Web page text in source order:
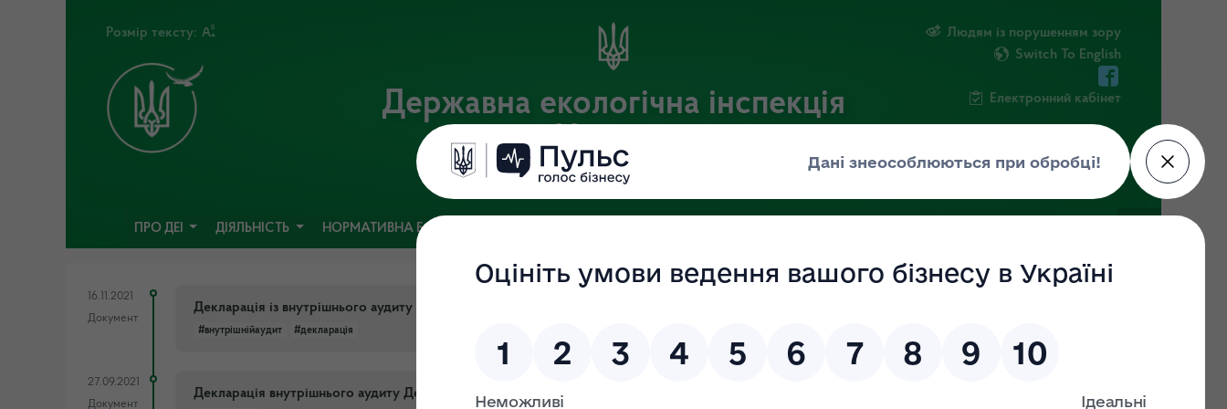
Розмір тексту:
Державна екологічна інспекція
України
Офіційний веб-портал Державної екологічної інспекції України
Людям із порушенням зору
Switch To English
Електронний кабінет
ПРО ДЕІ ДІЯЛЬНІСТЬ НОРМАТИВНА БАЗА
16.11.2021
Документ
Декларація із внутрішнього аудиту Держекоінспекції
#внутрішнійаудит #декларація
27.09.2021
Документ
Декларація внутрішнього аудиту Держекоінспекції